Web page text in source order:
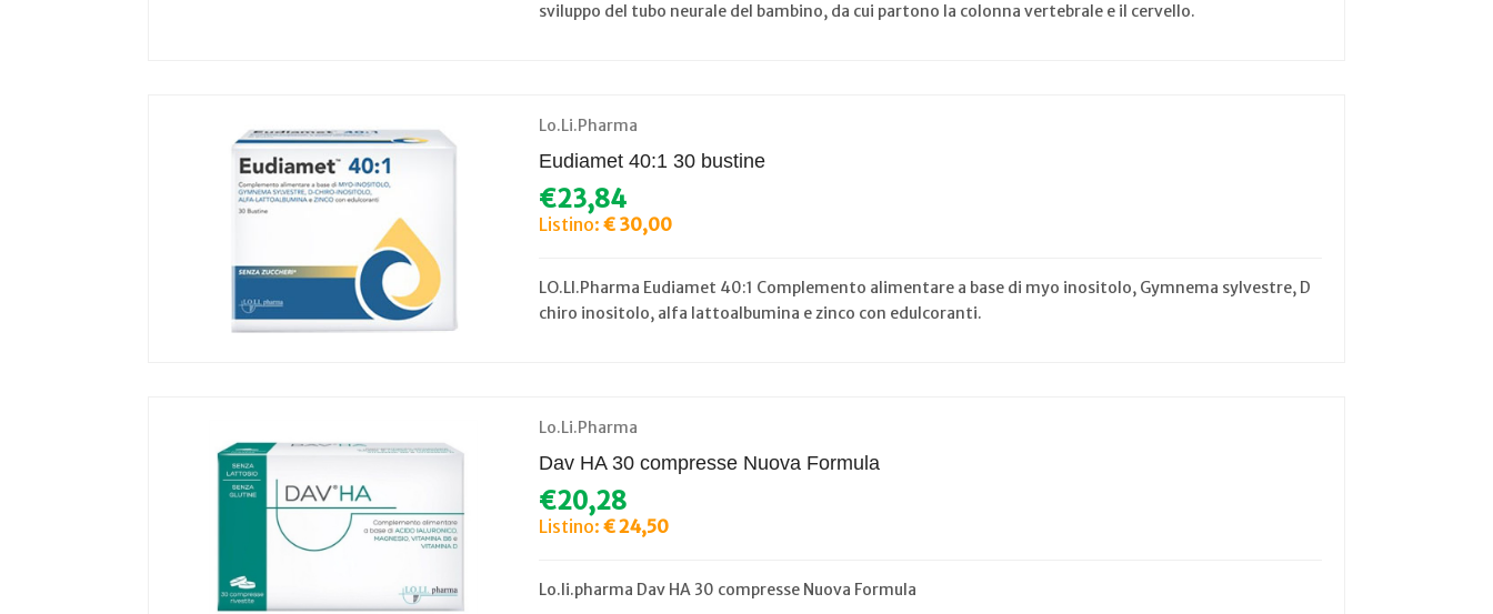
sviluppo del tubo neurale del bambino, da cui partono la colonna vertebrale e il cervello.
Lo.Li.Pharma
Eudiamet 40:1 30 bustine
€23,84
Listino: € 30,00
LO.LI.Pharma Eudiamet 40:1 Complemento alimentare a base di myo inositolo, Gymnema sylvestre, D
chiro inositolo, alfa lattoalbumina e zinco con edulcoranti.
Lo.Li.Pharma
Dav HA 30 compresse Nuova Formula
€20,28
Listino: € 24,50
Lo.li.pharma Dav HA 30 compresse Nuova Formula